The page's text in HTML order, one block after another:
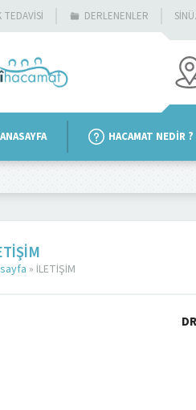
TEDAVİSİ DERLENENLER
ANASAYFA HACAMAT NEDİR ?
» İLETİŞİM